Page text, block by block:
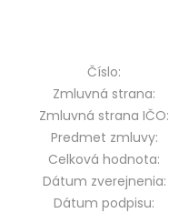
Číslo:
Zmluvná strana:
Zmluvná strana IČO:
Predmet zmluvy:
Celková hodnota:
Dátum zverejnenia:
Dátum podpisu: